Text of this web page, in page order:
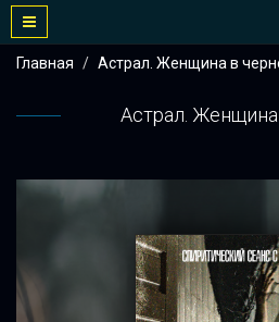
Главная Астрал. Женщина в
Астрал.